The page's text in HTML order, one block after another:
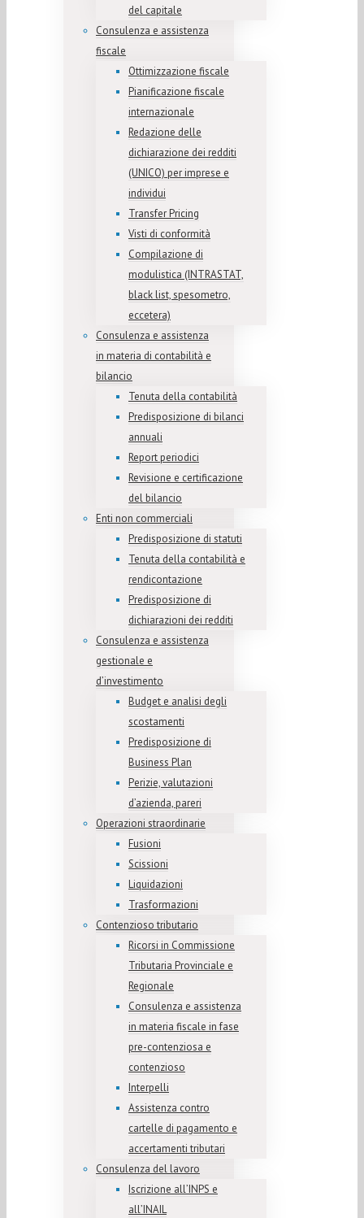
del capitale
Consulenza e assistenza
fiscale
Ottimizzazione fiscale
Pianificazione fiscale
internazionale
Redazione delle
dichiarazione dei redditi
(UNICO) per imprese e
individui
Transfer Pricing
Visti di conformità
Compilazione di
modulistica (INTRASTAT,
black list, spesometro,
eccetera)
Consulenza e assistenza
in materia di contabilità e
bilancio
Tenuta della contabilità
Predisposizione di bilanci
annuali
Report periodici
Revisione e certificazione
del bilancio
Enti non commerciali
Predisposizione di statuti
Tenuta della contabilità e
rendicontazione
Predisposizione di
dichiarazioni dei redditi
Consulenza e assistenza
gestionale e
d’investimento
Budget e analisi degli
scostamenti
Predisposizione di
Business Plan
Perizie, valutazioni
d’azienda, pareri
Operazioni straordinarie
Fusioni
Scissioni
Liquidazioni
Trasformazioni
Contenzioso tributario
Ricorsi in Commissione
Tributaria Provinciale e
Regionale
Consulenza e assistenza
in materia fiscale in fase
pre-contenziosa e
contenzioso
Interpelli
Assistenza contro
cartelle di pagamento e
accertamenti tributari
Consulenza del lavoro
Iscrizione all’INPS e
all’INAIL